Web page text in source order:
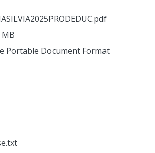
MB
Portable Document Format